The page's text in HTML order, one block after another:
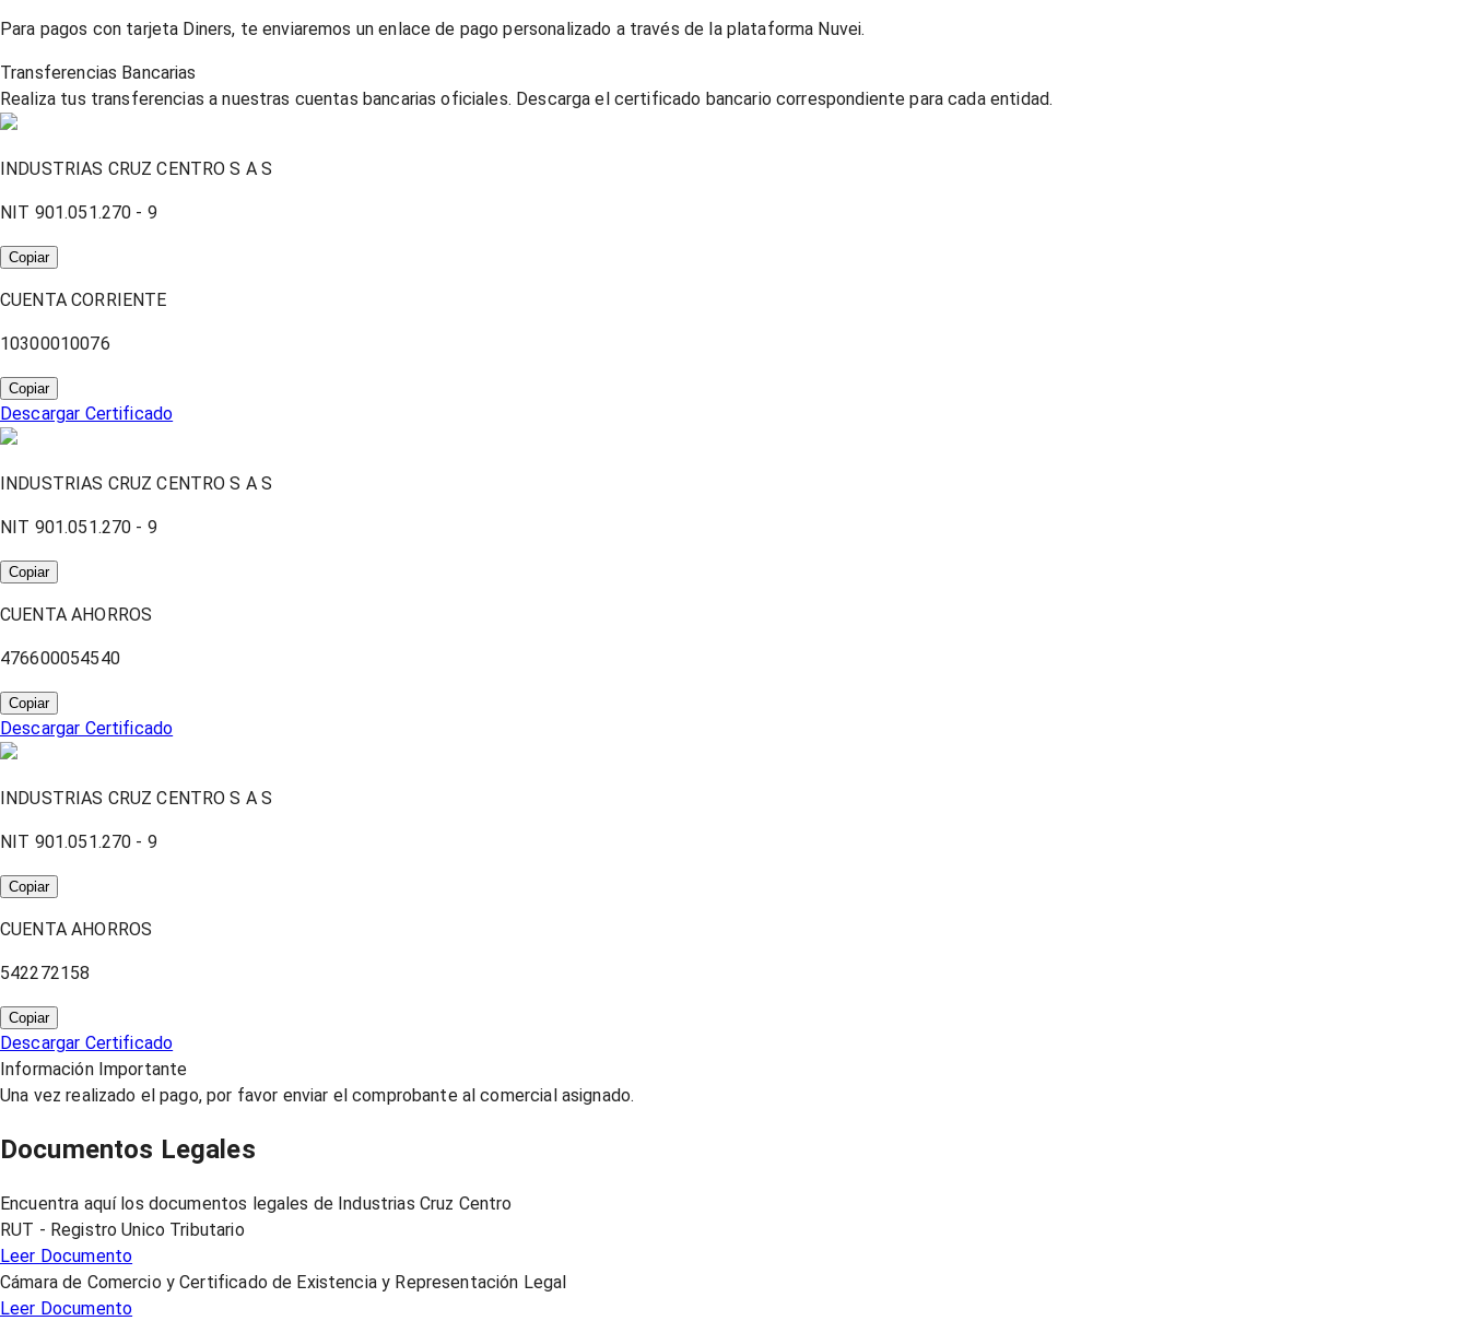
Para pagos con tarjeta Diners, te enviaremos un enlace de pago personalizado a través de la plataforma Nuvei.
Transferencias Bancarias
Realiza tus transferencias a nuestras cuentas bancarias oficiales. Descarga el certificado bancario correspondiente para cada entidad.
INDUSTRIAS CRUZ CENTRO S A S
NIT 901.051.270 - 9
Copiar
CUENTA CORRIENTE
10300010076
Copiar
Descargar Certificado
INDUSTRIAS CRUZ CENTRO S A S
NIT 901.051.270 - 9
Copiar
CUENTA AHORROS
476600054540
Copiar
Descargar Certificado
INDUSTRIAS CRUZ CENTRO S A S
NIT 901.051.270 - 9
Copiar
CUENTA AHORROS
542272158
Copiar
Descargar Certificado
Información Importante
Una vez realizado el pago, por favor enviar el comprobante al comercial asignado.
Documentos Legales
Encuentra aquí los documentos legales de Industrias Cruz Centro
RUT - Registro Unico Tributario
Leer Documento
Cámara de Comercio y Certificado de Existencia y Representación Legal
Leer Documento